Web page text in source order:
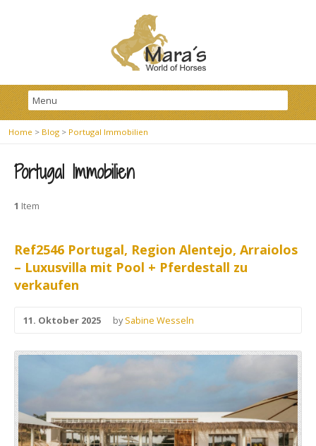
Home > Blog > Portugal Immobilien
Portugal Immobilien
1 Item
Ref2546 Portugal, Region Alentejo, Arraiolos
– Luxusvilla mit Pool + Pferdestall zu
verkaufen
11. Oktober 2025 bySabine Wesseln